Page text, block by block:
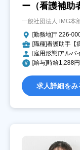
ー（看護補助
一般社団法人TMG本
[勤務地]〒226-
[職種]看護助手【
[雇用形態]アルバ
[給与]時給1,288
求人詳細をみ